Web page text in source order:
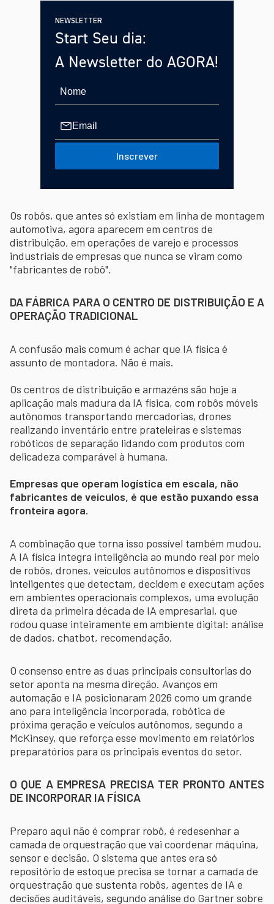
NEWSLETTER
Start Seu dia:
A Newsletter do AGORA!
Inscrever
Os robôs, que antes só existiam em linha de montagem
automotiva, agora aparecem em centros de
distribuição, em operações de varejo e processos
industriais de empresas que nunca se viram como
"fabricantes de robô".
DA FÁBRICA PARA O CENTRO DE DISTRIBUIÇÃO E A
OPERAÇÃO TRADICIONAL
A confusão mais comum é achar que IA física é
assunto de montadora. Não é mais.
Os centros de distribuição e armazéns são hoje a
aplicação mais madura da IA física, com robôs móveis
autônomos transportando mercadorias, drones
realizando inventário entre prateleiras e sistemas
robóticos de separação lidando com produtos com
delicadeza comparável à humana.
Empresas que operam logística em escala, não
fabricantes de veículos, é que estão puxando essa
fronteira agora.
A combinação que torna isso possível também mudou.
A IA física integra inteligência ao mundo real por meio
de robôs, drones, veículos autônomos e dispositivos
inteligentes que detectam, decidem e executam ações
em ambientes operacionais complexos, uma evolução
direta da primeira década de IA empresarial, que
rodou quase inteiramente em ambiente digital: análise
de dados, chatbot, recomendação.
O consenso entre as duas principais consultorias do
setor aponta na mesma direção. Avanços em
automação e IA posicionaram 2026 como um grande
ano para inteligência incorporada, robótica de
próxima geração e veículos autônomos, segundo a
McKinsey, que reforça esse movimento em relatórios
preparatórios para os principais eventos do setor.
O QUE A EMPRESA PRECISA TER PRONTO ANTES
DE INCORPORAR IA FÍSICA
Preparo aqui não é comprar robô, é redesenhar a
camada de orquestração que vai coordenar máquina,
sensor e decisão. O sistema que antes era só
repositório de estoque precisa se tornar a camada de
orquestração que sustenta robôs, agentes de IA e
decisões auditáveis, segundo análise do Gartner sobre